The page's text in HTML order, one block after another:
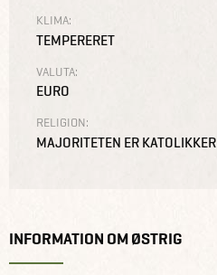
KLIMA:
TEMPERERET
VALUTA:
EURO
RELIGION:
MAJORITETEN ER KATOLIKKER
INFORMATION OM ØSTRIG